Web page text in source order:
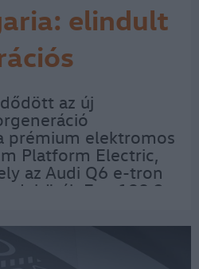
elindult
motorok
az új
prémium elektromos
Platform Electric,
az Audi Q6 e-tron
debütál. Egy 190,2
egy